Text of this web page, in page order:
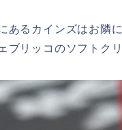
あるカインズはお隣
ブリッコのソフトク